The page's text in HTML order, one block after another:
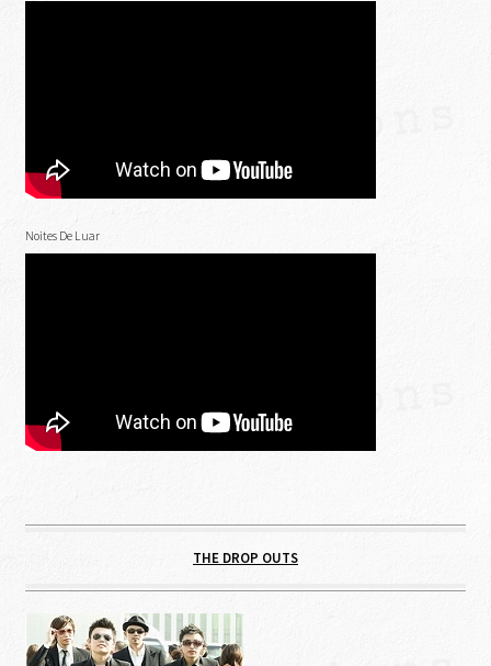
Noites De Luar
THE DROP OUTS